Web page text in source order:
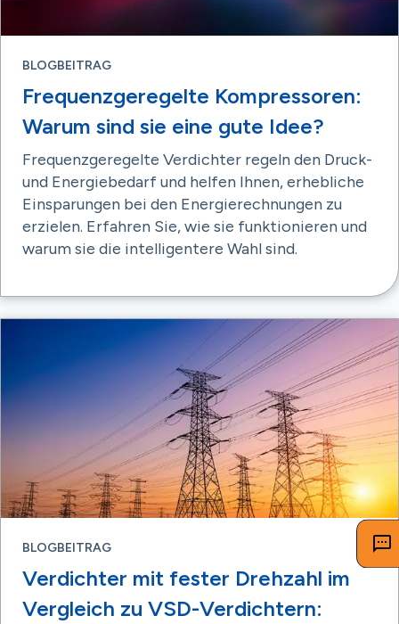
BLOGBEITRAG
Frequenzgeregelte Kompressoren:
Warum sind sie eine gute Idee?
Frequenzgeregelte Verdichter regeln den Druck-
und Energiebedarf und helfen Ihnen, erhebliche
Einsparungen bei den Energierechnungen zu
erzielen. Erfahren Sie, wie sie funktionieren und
warum sie die intelligentere Wahl sind.
BLOGBEITRAG
Verdichter mit fester Drehzahl im
Vergleich zu VSD-Verdichtern: